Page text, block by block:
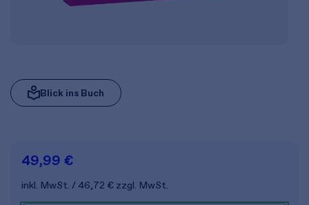
Blick ins Buch
49,99 €
inkl. MwSt. 46,72 € zzgl. MwSt.